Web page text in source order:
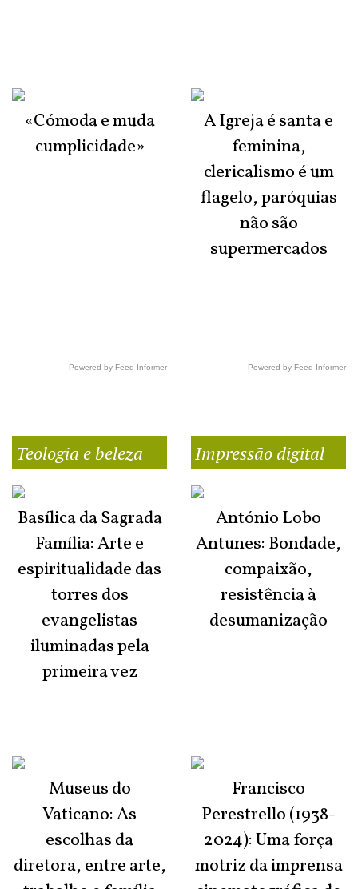
«Cómoda e muda
cumplicidade»
Powered by Feed Informer
A Igreja é santa e
feminina,
clericalismo é um
flagelo, paróquias
não são
supermercados
Powered by Feed Informer
Teologia e beleza
Basílica da Sagrada
Família: Arte e
espiritualidade das
torres dos
evangelistas
iluminadas pela
primeira vez
Museus do
Vaticano: As
escolhas da
diretora, entre arte,
Impressão digital
António Lobo
Antunes: Bondade,
compaixão,
resistência à
desumanização
Francisco
Perestrello (1938-
2024): Uma força
motriz da imprensa